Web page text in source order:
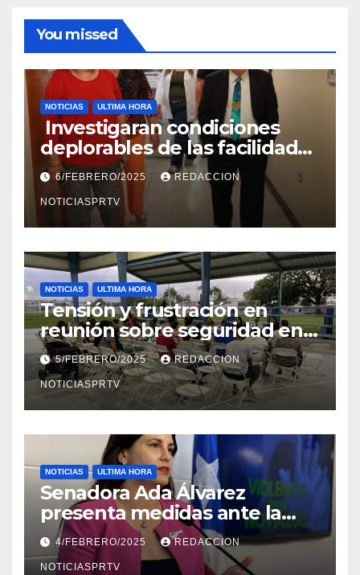
You missed
NOTICIAS ULTIMA HORA
Investigaran condiciones
deplorables de las facilidades
el Departamento de la Salud
en Mayagüez
6/FEBRERO/2025 REDACCION
NOTICIASPRTV
NOTICIAS ULTIMA HORA
Tensión y frustración en
reunión sobre seguridad en
Reparto Metropolitano
5/FEBRERO/2025 REDACCION
NOTICIASPRTV
NOTICIAS ULTIMA HORA
Senadora Ada Álvarez
presenta medidas ante la
violencia en el noviazgo
4/FEBRERO/2025 REDACCION
NOTICIASPRTV